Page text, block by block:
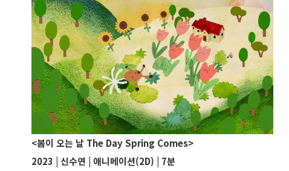
<봄이 오는 날 The Day Spring Comes>
2023 | 신수연 | 애니메이션(2D) | 7분